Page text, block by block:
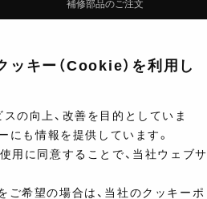
補修部品のご注文
製品に関する重要なお知らせ
ポイントについて
ショップ情報
製品マニュアル検索
キー（Cookie）を利用し
の向上、改善を目的としていま
にも情報を提供しています。
用に同意することで、当社ウェブサ
希望の場合は、当社のクッキーポ